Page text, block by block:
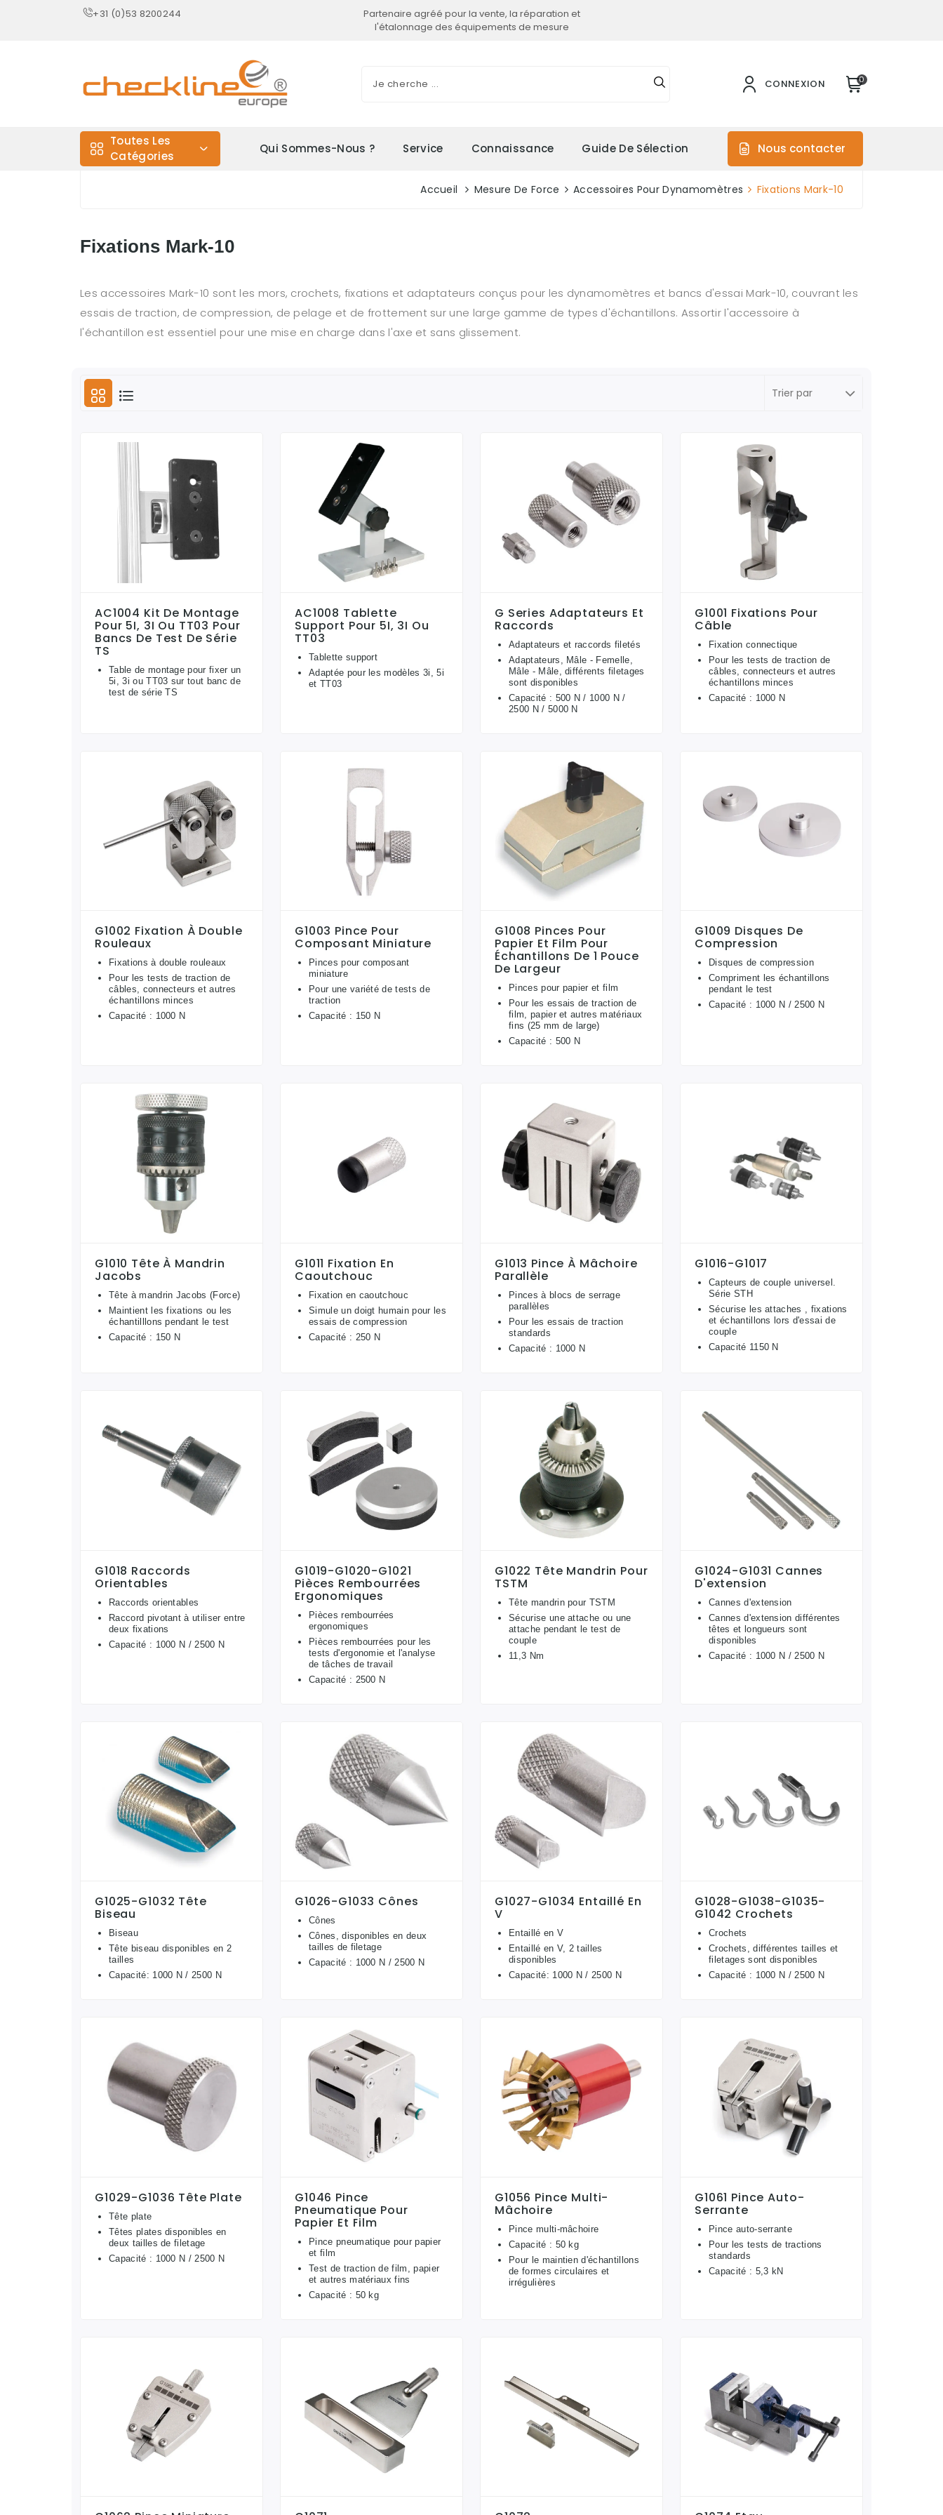
+31 (0)53 8200244
Partenaire agréé pour la vente, la réparation et
l'étalonnage des équipements de mesure
CONNEXION 0
Toutes Les
Catégories
Qui Sommes-Nous ? Service Connaissance Guide De Sélection Nous contacter
Accueil Mesure De Force Accessoires Pour Dynamomètres Fixations Mark-10
Fixations Mark-10
Les accessoires Mark-10 sont les mors, crochets, fixations et adaptateurs conçus pour les dynamomètres et bancs d'essai Mark-10, couvrant les
essais de traction, de compression, de pelage et de frottement sur une large gamme de types d'échantillons. Assortir l'accessoire à
l'échantillon est essentiel pour une mise en charge dans l'axe et sans glissement.
AC1004 Kit De Montage
Pour 5I, 3I Ou TT03 Pour
Bancs De Test De Série
TS
Table de montage pour fixer un
5i, 3i ou TT03 sur tout banc de
test de série TS
AC1008 Tablette
Support Pour 5I, 3I Ou
TT03
Tablette support
Adaptée pour les modèles 3i, 5i
et TT03
G Series Adaptateurs Et
Raccords
Adaptateurs et raccords filetés
Adaptateurs, Mâle - Femelle,
Mâle - Mâle, différents filetages
sont disponibles
Capacité : 500 N / 1000 N /
2500 N / 5000 N
G1001 Fixations Pour
Câble
Fixation connectique
Pour les tests de traction de
câbles, connecteurs et autres
échantillons minces
Capacité : 1000 N
G1002 Fixation À Double
Rouleaux
Fixations à double rouleaux
Pour les tests de traction de
câbles, connecteurs et autres
échantillons minces
Capacité : 1000 N
G1003 Pince Pour
Composant Miniature
Pinces pour composant
miniature
Pour une variété de tests de
traction
Capacité : 150 N
G1008 Pinces Pour
Papier Et Film Pour
Échantillons De 1 Pouce
De Largeur
Pinces pour papier et film
Pour les essais de traction de
film, papier et autres matériaux
fins (25 mm de large)
Capacité : 500 N
G1009 Disques De
Compression
Disques de compression
Compriment les échantillons
pendant le test
Capacité : 1000 N / 2500 N
G1010 Tête À Mandrin
Jacobs
Tête à mandrin Jacobs (Force)
Maintient les fixations ou les
échantilllons pendant le test
Capacité : 150 N
G1011 Fixation En
Caoutchouc
Fixation en caoutchouc
Simule un doigt humain pour les
essais de compression
Capacité : 250 N
G1013 Pince À Mâchoire
Parallèle
Pinces à blocs de serrage
parallèles
Pour les essais de traction
standards
Capacité : 1000 N
G1016-G1017
Capteurs de couple universel.
Série STH
Sécurise les attaches , fixations
et échantillons lors d'essai de
couple
Capacité 1150 N
G1018 Raccords
Orientables
Raccords orientables
Raccord pivotant à utiliser entre
deux fixations
Capacité : 1000 N / 2500 N
G1019-G1020-G1021
Pièces Rembourrées
Ergonomiques
Pièces rembourrées
ergonomiques
Pièces rembourrées pour les
tests d'ergonomie et l'analyse
de tâches de travail
Capacité : 2500 N
G1022 Tête Mandrin Pour
TSTM
Tête mandrin pour TSTM
Sécurise une attache ou une
attache pendant le test de
couple
11,3 Nm
G1024-G1031 Cannes
D'extension
Cannes d'extension
Cannes d'extension différentes
têtes et longueurs sont
disponibles
Capacité : 1000 N / 2500 N
G1025-G1032 Tête
Biseau
Biseau
Tête biseau disponibles en 2
tailles
Capacité: 1000 N / 2500 N
G1026-G1033 Cônes
Cônes
Cônes, disponibles en deux
tailles de filetage
Capacité : 1000 N / 2500 N
G1027-G1034 Entaillé En
V
Entaillé en V
Entaillé en V, 2 tailles
disponibles
Capacité: 1000 N / 2500 N
G1028-G1038-G1035-
G1042 Crochets
Crochets
Crochets, différentes tailles et
filetages sont disponibles
Capacité : 1000 N / 2500 N
G1029-G1036 Tête Plate
Tête plate
Têtes plates disponibles en
deux tailles de filetage
Capacité : 1000 N / 2500 N
G1046 Pince
Pneumatique Pour
Papier Et Film
Pince pneumatique pour papier
et film
Test de traction de film, papier
et autres matériaux fins
Capacité : 50 kg
G1056 Pince Multi-
Mâchoire
Pince multi-mâchoire
Capacité : 50 kg
Pour le maintien d'échantillons
de formes circulaires et
irrégulières
G1061 Pince Auto-
Serrante
Pince auto-serrante
Pour les tests de tractions
standards
Capacité : 5,3 kN